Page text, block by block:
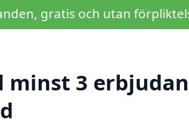
gratis och utan
minst 3